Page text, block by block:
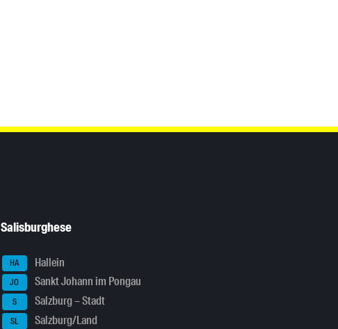
Salisburghese
HA Hallein
JO Sankt Johann im Pongau
S Salzburg – Stadt
SL Salzburg/Land